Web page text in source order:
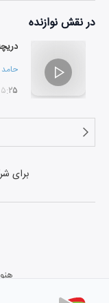
در نقشنوازنده
۰۵:۲۵
برای